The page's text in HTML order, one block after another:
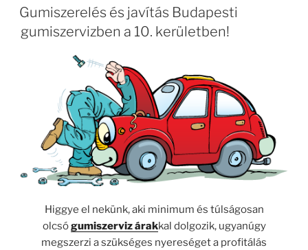
Gumiszerelés és javítás Budapesti
gumiszervizben a 10. kerületben!
Higgye el nekünk, aki minimum és túlságosan
olcsógumiszerviz árakkal dolgozik, ugyanúgy
megszerzi a szükséges nyereséget a profitálás